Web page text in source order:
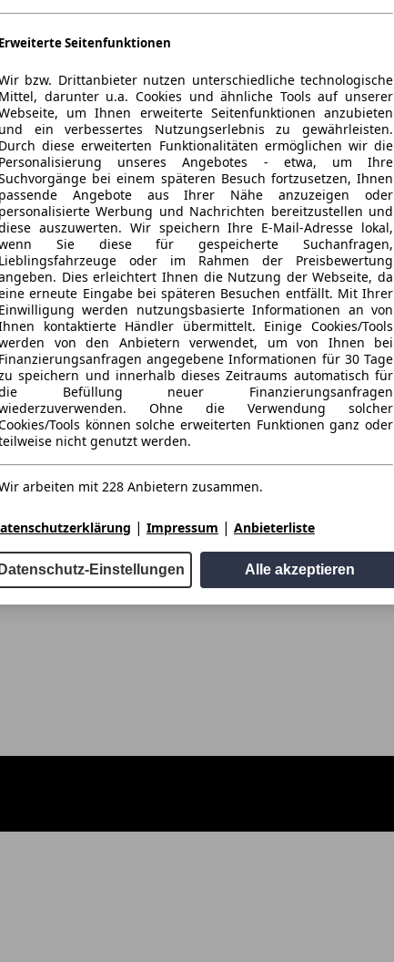
Erweiterte Seitenfunktionen
bzw. Drittanbieter nutzen unterschiedliche technologische
Mittel, darunter u.a. Cookies und ähnliche Tools auf unserer
um Ihnen erweiterte Seitenfunktionen anzubieten
und ein verbessertes Nutzungserlebnis zu gewährleisten.
Durch diese erweiterten Funktionalitäten ermöglichen wir die
Personalisierung unseres Angebotes - etwa, um Ihre
bei einem späteren Besuch fortzusetzen, Ihnen
passende Angebote aus Ihrer Nähe anzuzeigen oder
personalisierte Werbung und Nachrichten bereitzustellen und
auszuwerten. Wir speichern Ihre E-Mail-Adresse lokal,
Sie diese für gespeicherte Suchanfragen,
Lieblingsfahrzeuge oder im Rahmen der Preisbewertung
Dies erleichtert Ihnen die Nutzung der Webseite, da
erneute Eingabe bei späteren Besuchen entfällt. Mit Ihrer
Einwilligung werden nutzungsbasierte Informationen an von
kontaktierte Händler übermittelt. Einige Cookies/Tools
von den Anbietern verwendet, um von Ihnen bei
Finanzierungsanfragen angegebene Informationen für 30 Tage
speichern und innerhalb dieses Zeitraums automatisch für
Befüllung neuer Finanzierungsanfragen
Ohne die Verwendung solcher
Tools können solche erweiterten Funktionen ganz oder
nicht genutzt werden.
arbeiten mit 228 Anbietern zusammen.
| Impressum | Anbieterliste
Datenschutz-Einstellungen Alle akzeptieren